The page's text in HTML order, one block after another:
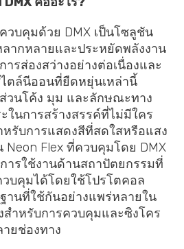
วบคุมด้วย DMX เป็นโซลูชัน
ากหลายและประหยัดพลังงาน
รส่องสว่างอย่างต่อเนื่องและ
ตล์นีออนที่ยืดหยุ่นเหล่านี้
วนโค้ง มุม และลักษณะทาง
ในการสร้างสรรค์ที่ไม่มีใคร
หรับการแสดงสีที่สดใสหรือแสง
Neon Flex ที่ควบคุมโดย DMX
ารใช้งานด้านสถาปัตยกรรมที่
บคุมได้โดยใช้โปรโตคอล
ฐานที่ใช้กันอย่างแพร่หลายใน
ำหรับการควบคุมและซิงโคร
ยช่องทาง